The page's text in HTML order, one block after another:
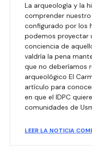
La arqueología y la
comprender
configurado por los
podemos proyectar
conciencia de
valdría la pena
que no deberíamos
arqueológico El
artículo para
en que el IDPC
comunidades de
LEER LA NOTICIA